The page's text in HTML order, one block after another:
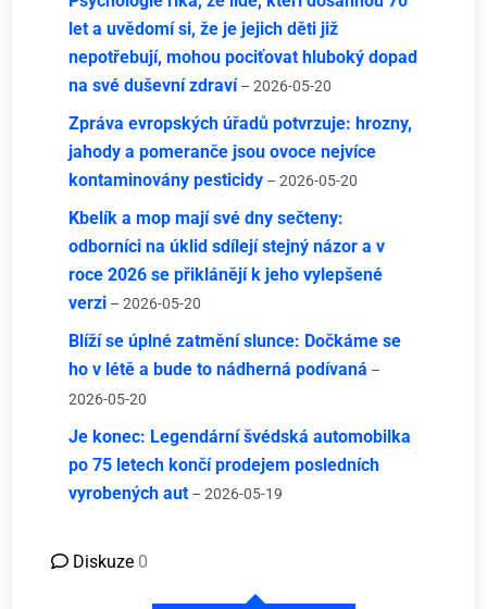
let a uvědomí si, že je jejich děti již
nepotřebují, mohou pociťovat hluboký dopad
na své duševní zdraví – 2026-05-20
Zpráva evropských úřadů potvrzuje: hrozny,
jahody a pomeranče jsou ovoce nejvíce
kontaminovány pesticidy – 2026-05-20
Kbelík a mop mají své dny sečteny:
odborníci na úklid sdílejí stejný názor a v
roce 2026 se přiklánějí k jeho vylepšené
verzi – 2026-05-20
Blíží se úplné zatmění slunce: Dočkáme se
ho v létě a bude to nádherná podívaná –
2026-05-20
Je konec: Legendární švédská automobilka
po 75 letech končí prodejem posledních
vyrobených aut – 2026-05-19
Diskuze 0